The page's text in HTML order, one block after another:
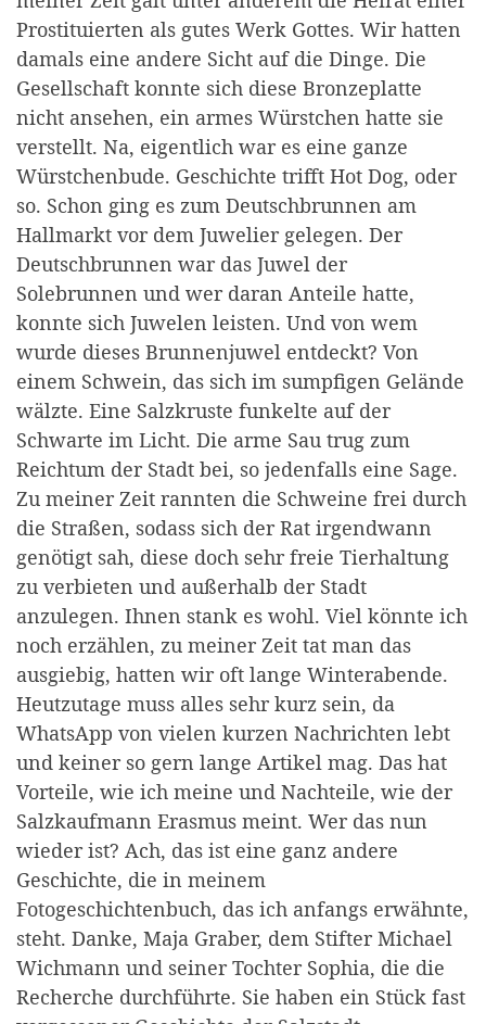
Prostituierten als gutes Werk Gottes. Wir hatten
damals eine andere Sicht auf die Dinge. Die
Gesellschaft konnte sich diese Bronzeplatte
nicht ansehen, ein armes Würstchen hatte sie
verstellt. Na, eigentlich war es eine ganze
Würstchenbude. Geschichte trifft Hot Dog, oder
so. Schon ging es zum Deutschbrunnen am
Hallmarkt vor dem Juwelier gelegen. Der
Deutschbrunnen war das Juwel der
Solebrunnen und wer daran Anteile hatte,
konnte sich Juwelen leisten. Und von wem
wurde dieses Brunnenjuwel entdeckt? Von
einem Schwein, das sich im sumpfigen Gelände
wälzte. Eine Salzkruste funkelte auf der
Schwarte im Licht. Die arme Sau trug zum
Reichtum der Stadt bei, so jedenfalls eine Sage.
Zu meiner Zeit rannten die Schweine frei durch
die Straßen, sodass sich der Rat irgendwann
genötigt sah, diese doch sehr freie Tierhaltung
zu verbieten und außerhalb der Stadt
anzulegen. Ihnen stank es wohl. Viel könnte ich
noch erzählen, zu meiner Zeit tat man das
ausgiebig, hatten wir oft lange Winterabende.
Heutzutage muss alles sehr kurz sein, da
WhatsApp von vielen kurzen Nachrichten lebt
und keiner so gern lange Artikel mag. Das hat
Vorteile, wie ich meine und Nachteile, wie der
Salzkaufmann Erasmus meint. Wer das nun
wieder ist? Ach, das ist eine ganz andere
Geschichte, die in meinem
Fotogeschichtenbuch, das ich anfangs erwähnte,
steht. Danke, Maja Graber, dem Stifter Michael
Wichmann und seiner Tochter Sophia, die die
Recherche durchführte. Sie haben ein Stück fast